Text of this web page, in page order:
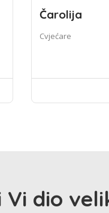
Čarolija
Cvjećare
Vi dio